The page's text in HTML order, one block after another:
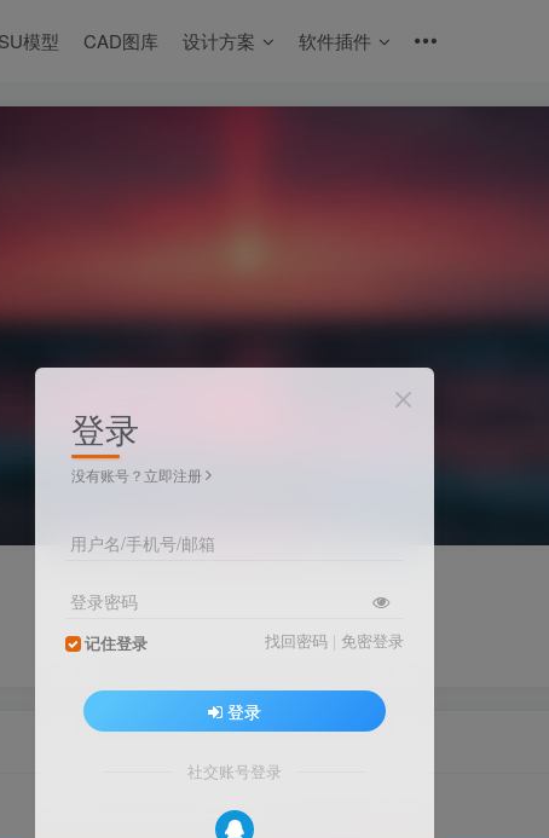
SU模型 CAD图库 设计方案 软件插件
登录
没有账号？立即注册
用户名/手机号/邮箱
登录密码
记住登录 找回密码 | 免密登录
登录
社交账号登录